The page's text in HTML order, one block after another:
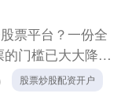
票平台？一份全
门槛已大大降
台，新手乃至有
股票炒股配资开户